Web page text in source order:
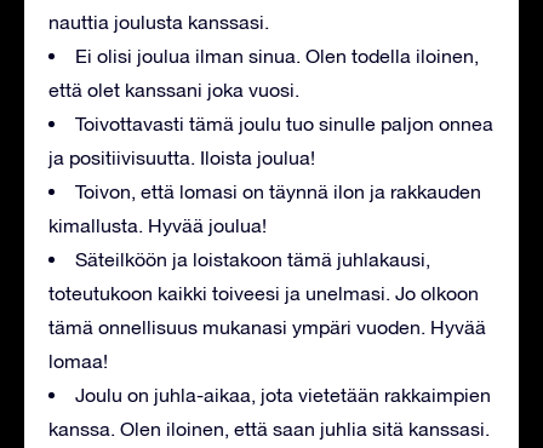
nauttia joulusta kanssasi.
Ei olisi joulua ilman sinua. Olen todella iloinen,
että olet kanssani joka vuosi.
Toivottavasti tämä joulu tuo sinulle paljon onnea
ja positiivisuutta. Iloista joulua!
Toivon, että lomasi on täynnä ilon ja rakkauden
kimallusta. Hyvää joulua!
Säteilköön ja loistakoon tämä juhlakausi,
toteutukoon kaikki toiveesi ja unelmasi. Jo olkoon
tämä onnellisuus mukanasi ympäri vuoden. Hyvää
lomaa!
Joulu on juhla-aikaa, jota vietetään rakkaimpien
kanssa. Olen iloinen, että saan juhlia sitä kanssasi.